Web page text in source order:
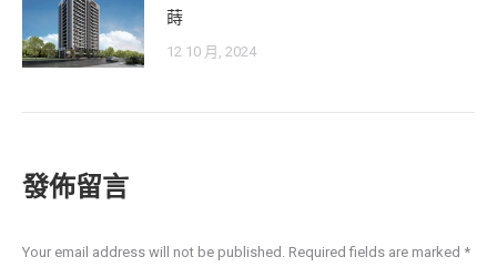
蒔
12 10 月, 2024
發佈留言
Your email address will not be published. Required fields are marked *